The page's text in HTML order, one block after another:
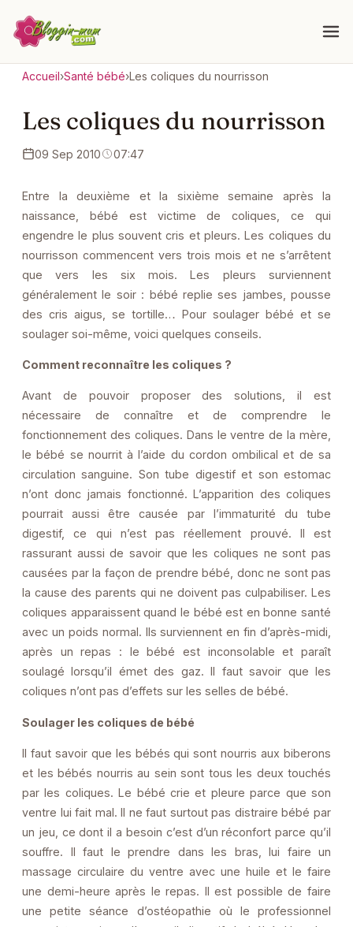
Accueil›Santé bébé›Les coliques du nourrisson
Les coliques du nourrisson
09 Sep 2010 07:47
Entre la deuxième et la sixième semaine après la
naissance, bébé est victime de coliques, ce qui
engendre le plus souvent cris et pleurs. Les coliques du
nourrisson commencent vers trois mois et ne s’arrêtent
que vers les six mois. Les pleurs surviennent
généralement le soir : bébé replie ses jambes, pousse
des cris aigus, se tortille… Pour soulager bébé et se
soulager soi-même, voici quelques conseils.
Comment reconnaître les coliques ?
Avant de pouvoir proposer des solutions, il est
nécessaire de connaître et de comprendre le
fonctionnement des coliques. Dans le ventre de la mère,
le bébé se nourrit à l’aide du cordon ombilical et de sa
circulation sanguine. Son tube digestif et son estomac
n’ont donc jamais fonctionné. L’apparition des coliques
pourrait aussi être causée par l’immaturité du tube
digestif, ce qui n’est pas réellement prouvé. Il est
rassurant aussi de savoir que les coliques ne sont pas
causées par la façon de prendre bébé, donc ne sont pas
la cause des parents qui ne doivent pas culpabiliser. Les
coliques apparaissent quand le bébé est en bonne santé
avec un poids normal. Ils surviennent en fin d’après-midi,
après un repas : le bébé est inconsolable et paraît
soulagé lorsqu’il émet des gaz. Il faut savoir que les
coliques n’ont pas d’effets sur les selles de bébé.
Soulager les coliques de bébé
Il faut savoir que les bébés qui sont nourris aux biberons
et les bébés nourris au sein sont tous les deux touchés
par les coliques. Le bébé crie et pleure parce que son
ventre lui fait mal. Il ne faut surtout pas distraire bébé par
un jeu, ce dont il a besoin c’est d’un réconfort parce qu’il
souffre. Il faut le prendre dans les bras, lui faire un
massage circulaire du ventre avec une huile et le faire
une demi-heure après le repas. Il est possible de faire
une petite séance d’ostéopathie où le professionnel